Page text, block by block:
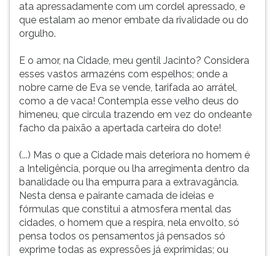
ata apressadamente com um cordel apressado, e
que estalam ao menor embate da rivalidade ou do
orgulho.
E o amor, na Cidade, meu gentil Jacinto? Considera
esses vastos armazéns com espelhos; onde a
nobre carne de Eva se vende, tarifada ao arrátel,
como a de vaca! Contempla esse velho deus do
himeneu, que circula trazendo em vez do ondeante
facho da paixão a apertada carteira do dote!
(...) Mas o que a Cidade mais deteriora no homem é
a Inteligência, porque ou lha arregimenta dentro da
banalidade ou lha empurra para a extravagância.
Nesta densa e pairante camada de ideias e
fórmulas que constitui a atmosfera mental das
cidades, o homem que a respira, nela envolto, só
pensa todos os pensamentos já pensados só
exprime todas as expressões já exprimidas; ou